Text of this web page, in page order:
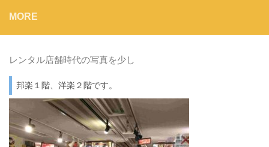
MORE
レンタル店舗時代の写真を少し
邦楽１階、洋楽２階です。